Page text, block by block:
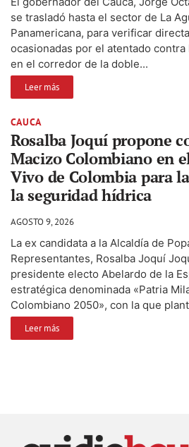
se trasladó hasta el sector de La
Panamericana, para verificar
ocasionadas por el atentado contra
en el corredor de la doble...
Leer más
CAUCA
Rosalba Joquí propone
Macizo Colombiano en
Vivo de Colombia para
la seguridad hídrica
AGOSTO 9, 2026
La ex candidata a la Alcaldía de
Representantes, Rosalba Joquí
presidente electo Abelardo de la
estratégica denominada «Patria
Colombiano 2050», con la que
Leer más